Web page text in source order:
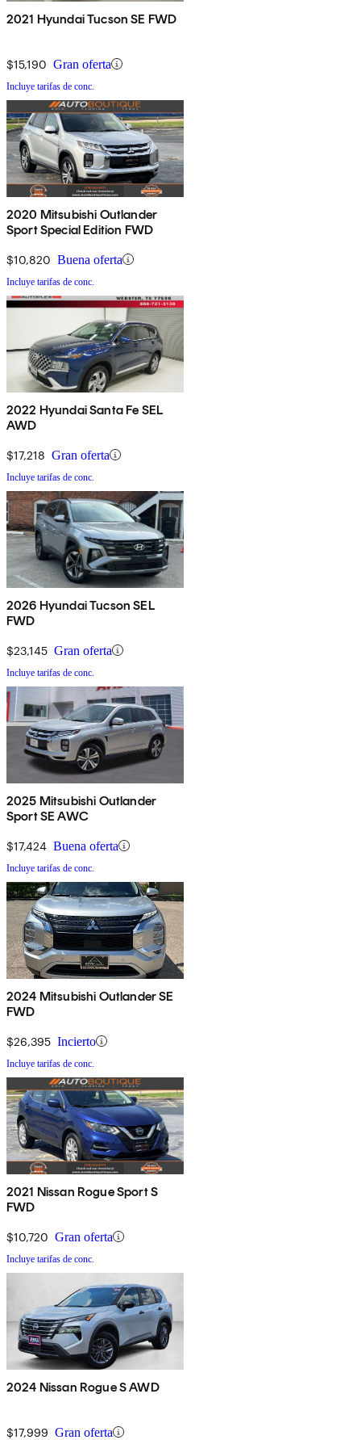
2021 Hyundai Tucson SE FWD
$15,190 Gran oferta
Incluye tarifas de conc.
2020 Mitsubishi Outlander
Sport Special Edition FWD
$10,820 Buena oferta
Incluye tarifas de conc.
2022 Hyundai Santa Fe SEL
AWD
$17,218 Gran oferta
Incluye tarifas de conc.
2026 Hyundai Tucson SEL
FWD
$23,145 Gran oferta
Incluye tarifas de conc.
2025 Mitsubishi Outlander
Sport SE AWC
$17,424 Buena oferta
Incluye tarifas de conc.
2024 Mitsubishi Outlander SE
FWD
$26,395 Incierto
Incluye tarifas de conc.
2021 Nissan Rogue Sport S
FWD
$10,720 Gran oferta
Incluye tarifas de conc.
2024 Nissan Rogue S AWD
$17,999 Gran oferta